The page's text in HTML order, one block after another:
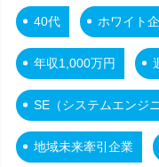
40代 ホワイト
年収1,000万円
SE（システムエンジニ
地域未来牽引企業